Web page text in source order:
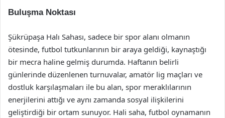
Buluşma Noktası
Şükrüpaşa Halı Sahası, sadece bir spor alanı olmanın
ötesinde, futbol tutkunlarının bir araya geldiği, kaynaştığı
bir mecra haline gelmiş durumda. Haftanın belirli
günlerinde düzenlenen turnuvalar, amatör lig maçları ve
dostluk karşılaşmaları ile bu alan, spor meraklılarının
enerjilerini attığı ve aynı zamanda sosyal ilişkilerini
geliştirdiği bir ortam sunuyor. Hali saha, futbol oynamanın